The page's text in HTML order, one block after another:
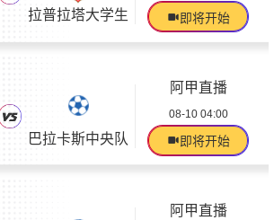
拉普拉塔大学生 即将开始
巴拉卡斯中央队
阿甲直播
08-10 04:00
即将开始
阿甲直播